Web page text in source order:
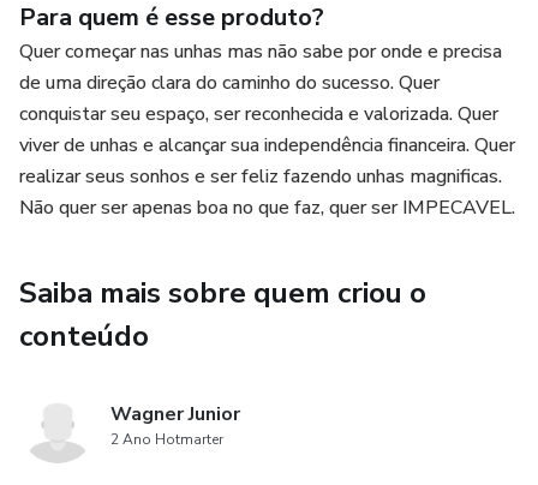
Impulsione sua carreira como designer de unhas com nosso
template profissional e comece a impressionar seus
clientes desde o primeiro clique. Não perca a oportunidade
de transformar sua paixão em um negócio de sucesso!"
Para quem é esse produto?
Quer começar nas unhas mas não sabe por onde e precisa
de uma direção clara do caminho do sucesso. Quer
conquistar seu espaço, ser reconhecida e valorizada. Quer
viver de unhas e alcançar sua independência financeira. Quer
realizar seus sonhos e ser feliz fazendo unhas magnificas.
Não quer ser apenas boa no que faz, quer ser IMPECAVEL.
Saiba mais sobre quem criou o
conteúdo
Wagner Junior
2 Ano Hotmarter